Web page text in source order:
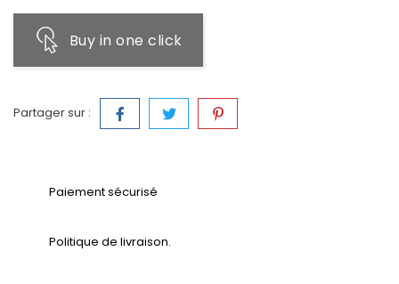
Buy in one click
Partager sur :
Paiement sécurisé
Politique de livraison.